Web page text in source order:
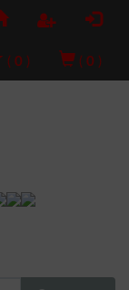
( 0 ) ( 0 )